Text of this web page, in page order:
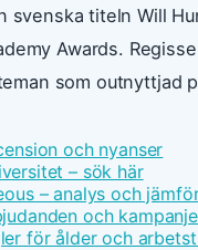
svenska titeln Will
Awards.
som outnyttjad
och nyanser
– sök här
– analys och
och
för ålder och